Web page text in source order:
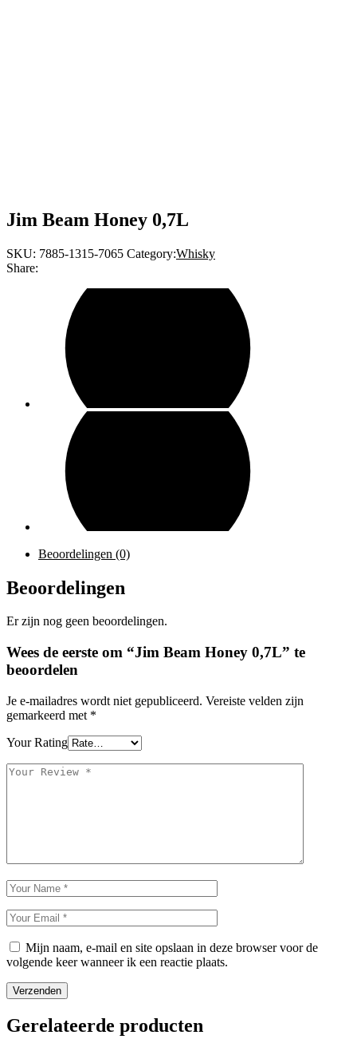
Jim Beam Honey 0,7L
SKU: 7885-1315-7065 Category:Whisky
Share:
Beoordelingen (0)
Beoordelingen
Er zijn nog geen beoordelingen.
Wees de eerste om “Jim Beam Honey 0,7L” te
beoordelen
Je e-mailadres wordt niet gepubliceerd. Vereiste velden zijn
gemarkeerd met *
Your Rating
Mijn naam, e-mail en site opslaan in deze browser voor de
volgende keer wanneer ik een reactie plaats.
Verzenden
Gerelateerde producten